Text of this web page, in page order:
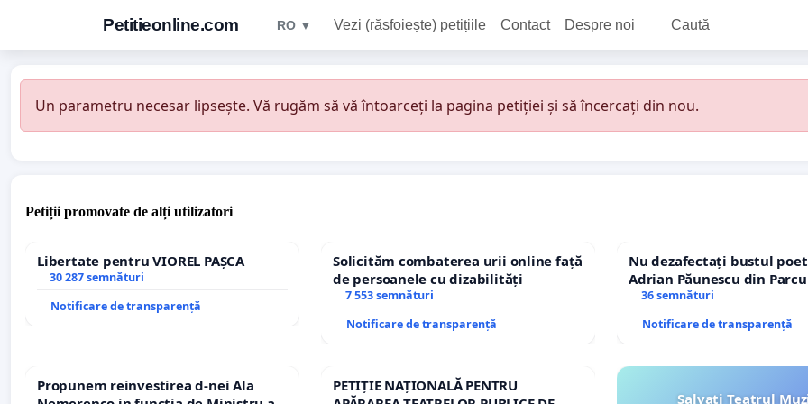
Petitieonline.com RO ▼ Vezi (răsfoiește) petițiile Contact Despre noi Caută
Un parametru necesar lipsește. Vă rugăm să vă întoarceți la pagina petiției și să încercați din nou.
Petiții promovate de alți utilizatori
Libertate pentru VIOREL PAȘCA
30 287 semnături
Notificare de transparență
Solicităm combaterea urii online față
de persoanele cu dizabilități
7 553 semnături
Notificare de transparență
Nu dezafectați bustul
Adrian Păunescu din
Icoanei! Stop cenzurii
36 semnături
Notificare de transparență
Propunem reinvestirea d-nei Ala
PETIȚIE NAȚIONALĂ PENTRU
Salvați Teatrul